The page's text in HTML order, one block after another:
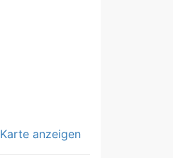
Karte anzeigen